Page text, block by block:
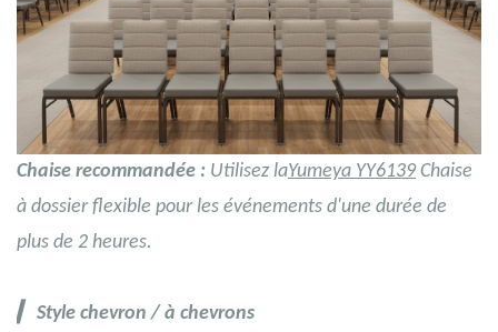
Chaise recommandée : Utilisez laYumeya YY6139 Chaise
à dossier flexible pour les événements d'une durée de
plus de 2 heures.
▎ Style chevron / à chevrons